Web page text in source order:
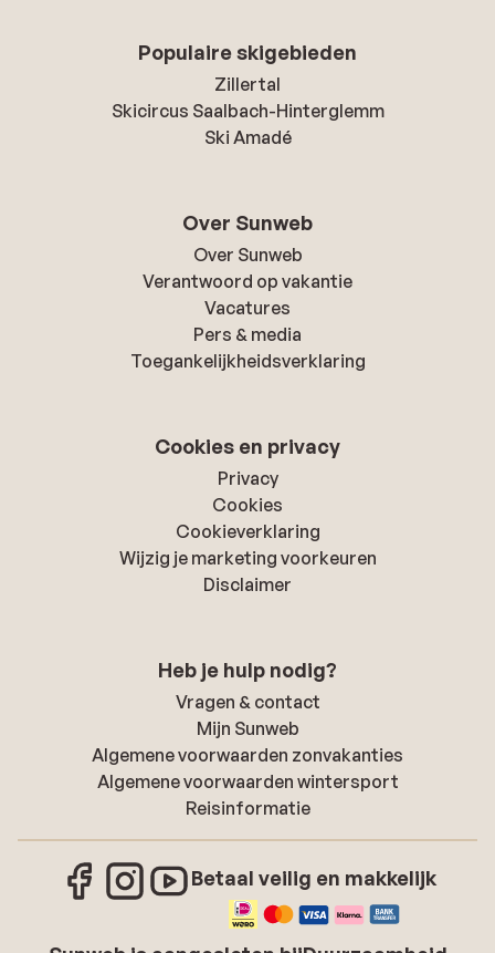
Populaire skigebieden
Zillertal
Skicircus Saalbach-Hinterglemm
Ski Amadé
Over Sunweb
Over Sunweb
Verantwoord op vakantie
Vacatures
Pers & media
Toegankelijkheidsverklaring
Cookies en privacy
Privacy
Cookies
Cookieverklaring
Wijzig je marketing voorkeuren
Disclaimer
Heb je hulp nodig?
Vragen & contact
Mijn Sunweb
Algemene voorwaarden zonvakanties
Algemene voorwaarden wintersport
Reisinformatie
Betaal veilig en makkelijk